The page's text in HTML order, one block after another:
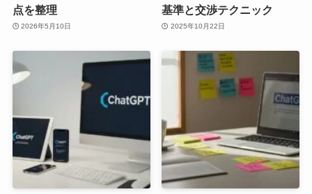
点を整理
2026年5月10日
基準と交渉テクニック
2025年10月22日